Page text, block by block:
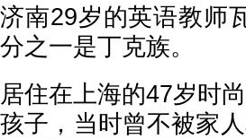
济南29岁的英语教师
分之一是丁克族。
居住在上海的47岁时
孩子，当时曾不被家